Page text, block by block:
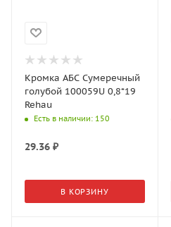
Кромка АБС Сумеречный
голубой 100059U 0,8*19
Rehau
Есть в наличии: 150
29.36 ₽
В КОРЗИНУ